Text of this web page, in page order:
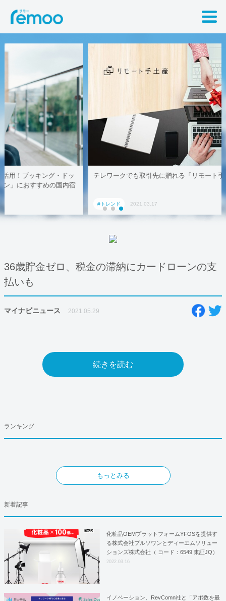
テレワークでも取引先に贈れる「リモート手土産」、AoyamaLab
36歳貯金ゼロ、税金の滞納にカードローンの支
払いも
マイナビニュース 2021.05.29
続きを読む
ランキング
もっとみる
新着記事
化粧品OEMプラットフォームYFOSを提供す
る株式会社プルソワンとディーエムソリュー
ションズ株式会社（ コード：6549 東証JQ）
はYFOSにおけるロジスティクスパートナー
2022.03.16
イノベーション、RevComn社と「アポ数を最